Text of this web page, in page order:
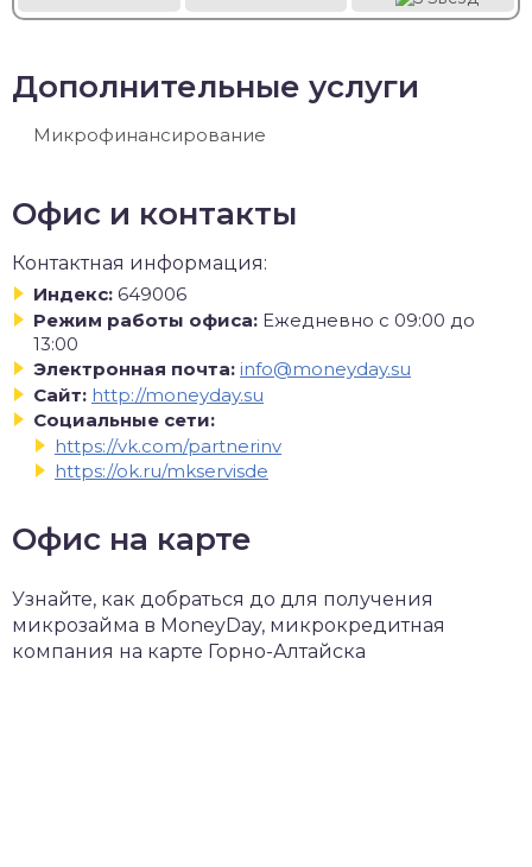
Дополнительные услуги
Микрофинансирование
Офис и контакты
Контактная информация:
Индекс: 649006
Режим работы офиса: Ежедневно с 09:00 до
13:00
Электронная почта: info@moneyday.su
Сайт: http://moneyday.su
Социальные сети:
https://vk.com/partnerinv
https://ok.ru/mkservisde
Офис на карте
Узнайте, как добраться до для получения
микрозайма в MoneyDay, микрокредитная
компания на карте Горно-Алтайска